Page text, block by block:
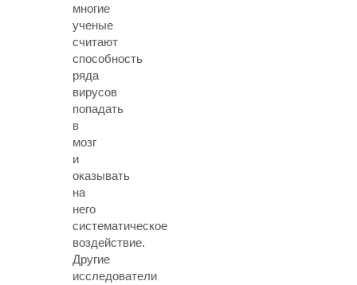
многие
ученые
считают
способность
ряда
вирусов
попадать
в
мозг
и
оказывать
на
него
систематическое
воздействие.
Другие
исследователи